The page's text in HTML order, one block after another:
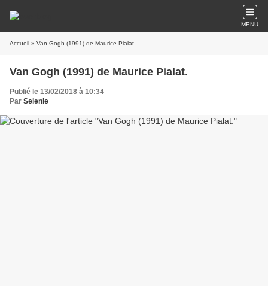
MENU
Accueil » Van Gogh (1991) de Maurice Pialat.
Van Gogh (1991) de Maurice Pialat.
Publié le 13/02/2018 à 10:34
Par Selenie